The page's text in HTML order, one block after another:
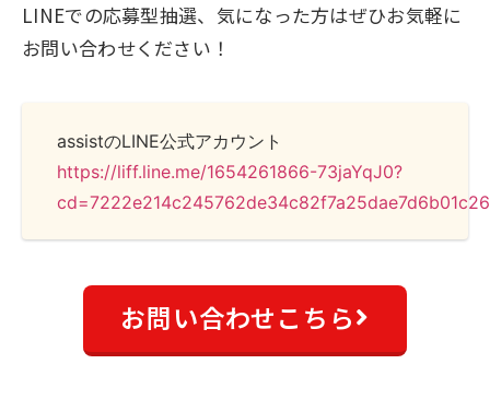
LINEでの応募型抽選、気になった方はぜひお気軽に
お問い合わせください！
assistのLINE公式アカウント
https://liff.line.me/1654261866-73jaYqJ0?
お問い合わせこちら